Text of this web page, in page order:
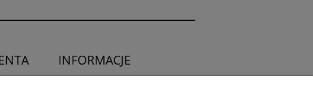
INFORMACJE